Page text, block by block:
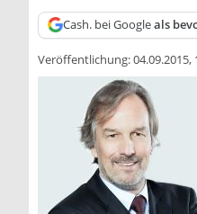
Cash. bei Googleals
Veröffentlichung:04.09.2015,